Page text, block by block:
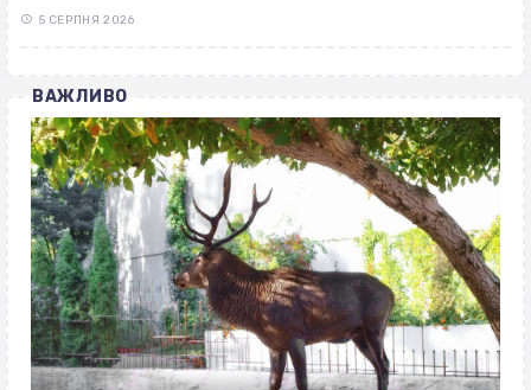
5 СЕРПНЯ 2026
ВАЖЛИВО